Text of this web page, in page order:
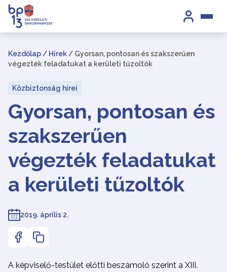
Kezdőlap / Hírek / Gyorsan, pontosan és szakszerűen
végezték feladatukat a kerületi tűzoltók
Közbiztonság hírei
Gyorsan, pontosan és
szakszerűen
végezték feladatukat
a kerületi tűzoltók
2019. április 2.
A képviselő-testület előtti beszámoló szerint a XIII.